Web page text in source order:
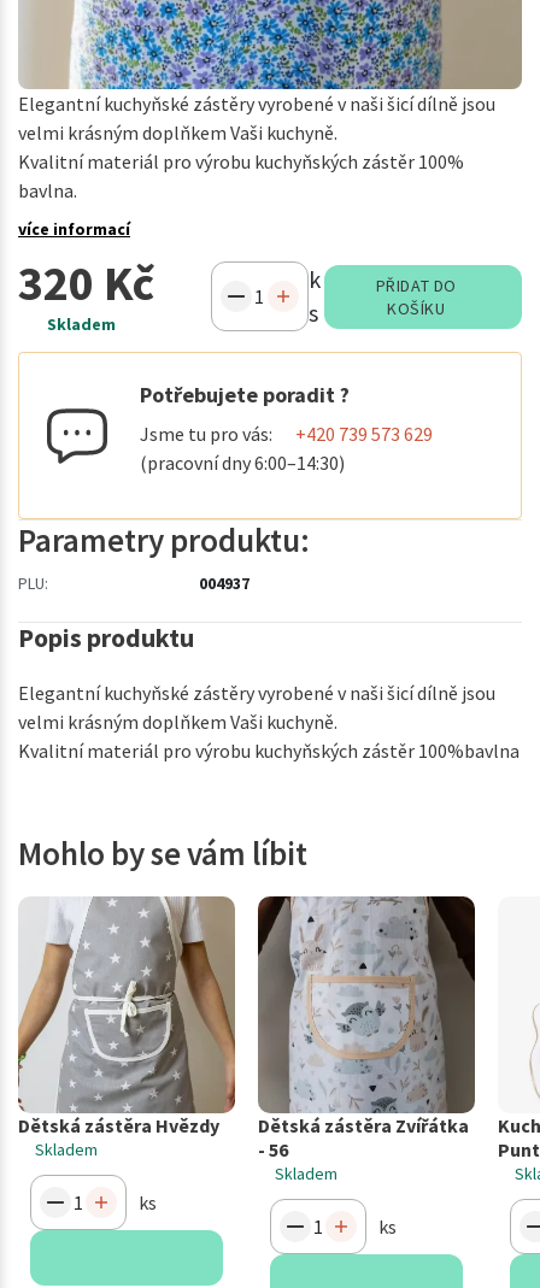
Elegantní kuchyňské zástěry vyrobené v naši šicí dílně jsou
velmi krásným doplňkem Vaši kuchyně.
Kvalitní materiál pro výrobu kuchyňských zástěr 100%
bavlna.
více informací
320 Kč
Skladem
k
s
PŘIDAT DO
KOŠÍKU
Potřebujete poradit ?
Jsme tu pro vás:
+420 739 573 629
(pracovní dny 6:00–14:30)
Parametry produktu:
PLU: 004937
Popis produktu
Elegantní kuchyňské zástěry vyrobené v naši šicí dílně jsou
velmi krásným doplňkem Vaši kuchyně.
Kvalitní materiál pro výrobu kuchyňských zástěr 100%bavlna
Mohlo by se vám líbit
Dětská zástěra Hvězdy
Skladem
ks
Dětská zástěra Zvířátka
- 56
Skladem
ks